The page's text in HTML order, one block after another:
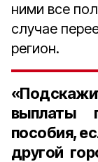
ними все
случае
регион.
выплаты
пособия,
другой